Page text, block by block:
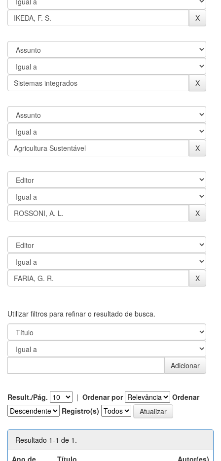
Utilizar filtros para refinar o resultado de busca.
Result./Pág. | Ordenar por
Ordenar
Registro(s)
Resultado 1-1 de 1.
Ano de
Título Autor(es)